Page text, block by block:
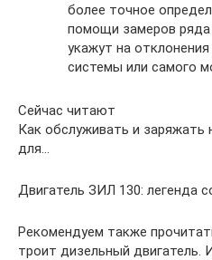
более точное
помощи замеров
укажут на
системы или самого
Сейчас читают
Как обслуживать и
для…
Двигатель ЗИЛ 130: легенда
Рекомендуем также
троит дизельный двигатель.